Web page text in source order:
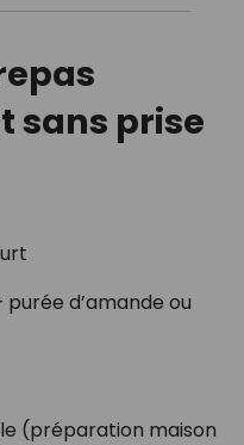
sans prise
d’amande ou
(préparation maison